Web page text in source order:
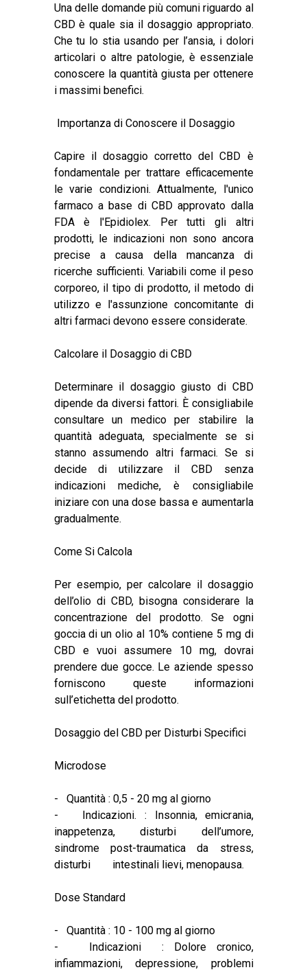
Una delle domande più comuni riguardo al
CBD è quale sia il dosaggio appropriato.
Che tu lo stia usando per l’ansia, i dolori
articolari o altre patologie, è essenziale
conoscere la quantità giusta per ottenere
i massimi benefici.
Importanza di Conoscere il Dosaggio
Capire il dosaggio corretto del CBD è
fondamentale per trattare efficacemente
le varie condizioni. Attualmente, l'unico
farmaco a base di CBD approvato dalla
FDA è l'Epidiolex. Per tutti gli altri
prodotti, le indicazioni non sono ancora
precise a causa della mancanza di
ricerche sufficienti. Variabili come il peso
corporeo, il tipo di prodotto, il metodo di
utilizzo e l'assunzione concomitante di
altri farmaci devono essere considerate.
Calcolare il Dosaggio di CBD
Determinare il dosaggio giusto di CBD
dipende da diversi fattori. È consigliabile
consultare un medico per stabilire la
quantità adeguata, specialmente se si
stanno assumendo altri farmaci. Se si
decide di utilizzare il CBD senza
indicazioni mediche, è consigliabile
iniziare con una dose bassa e aumentarla
gradualmente.
Come Si Calcola
Per esempio, per calcolare il dosaggio
dell’olio di CBD, bisogna considerare la
concentrazione del prodotto. Se ogni
goccia diun olio al 10%contiene 5 mg di
CBD e vuoi assumere 10 mg, dovrai
prendere due gocce. Le aziende spesso
forniscono queste informazioni
sull’etichetta del prodotto.
Dosaggio del CBD per Disturbi Specifici
Microdose
- Quantità : 0,5 - 20 mg al giorno
- Indicazioni. : Insonnia, emicrania,
inappetenza, disturbi dell’umore,
sindrome post-traumatica da stress,
disturbi intestinali lievi, menopausa.
Dose Standard
- Quantità : 10 - 100 mg al giorno
- Indicazioni : Dolore cronico,
infiammazioni, depressione, problemi